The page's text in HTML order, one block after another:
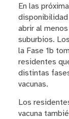
En las
disponibilidad
abrir al
suburbios.
la Fase 1b
residentes
distintas
vacunas.
Los
vacuna